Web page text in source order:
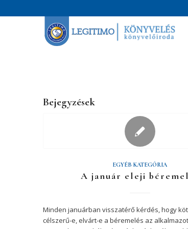
Bejegyzések
EGYÉB KATEGÓRIA
A január eleji
Minden januárban visszatérő kérdés, hogy
célszerű-e, elvárt-e a béremelés az